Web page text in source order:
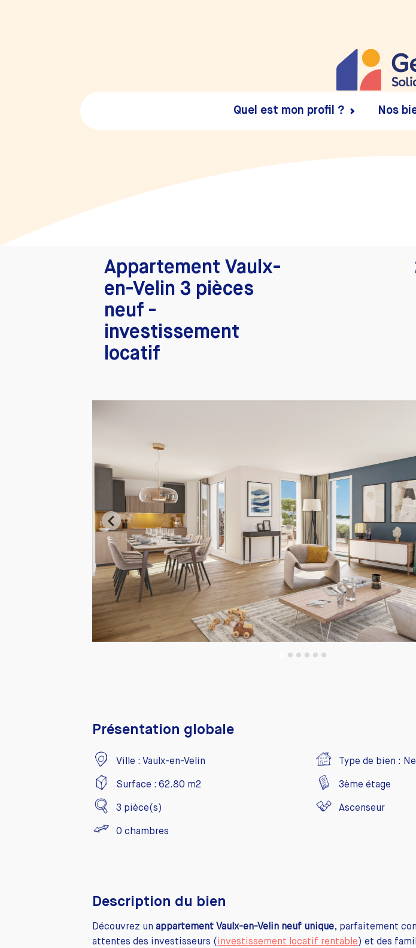
Quel est mon profil ? Nos
Appartement Vaulx-
en-Velin 3 pièces
neuf -
investissement
locatif
Présentation globale
Ville : Vaulx-en-Velin
Surface :62.80 m2
3 pièce(s)
0 chambres
Type de bien :
3ème étage
Ascenseur
Description du bien
Découvrez unappartement Vaulx-en-Velin neuf unique, parfaitement
attentes des investisseurs (investissement locatif rentable) et des